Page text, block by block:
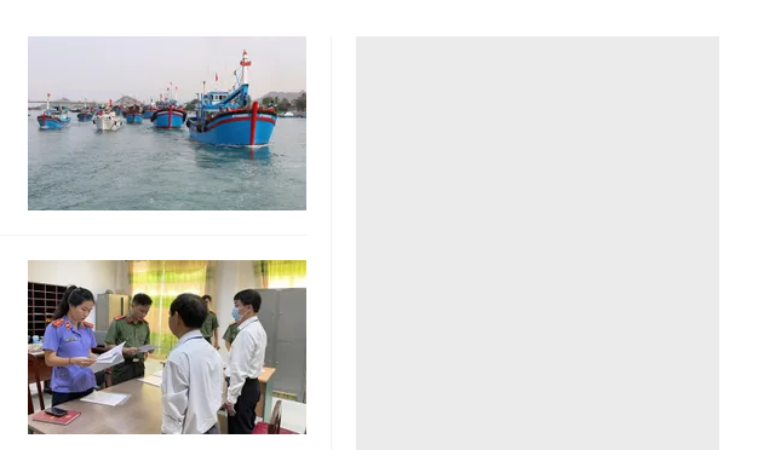
Shorts video
Podcast
EMagazine
Photo
Infographic
Góc ảnh
Công nghệ